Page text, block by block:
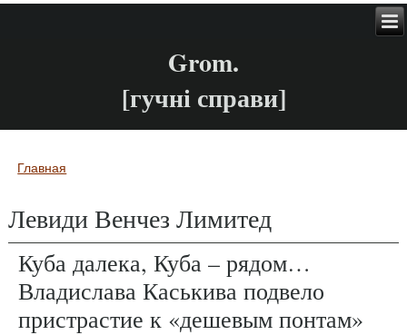
Grom.
[гучні справи]
Вы здесь
Главная
Левиди Венчез Лимитед
Куба далека, Куба – рядом…
Владислава Каськива подвело
пристрастие к «дешевым понтам»